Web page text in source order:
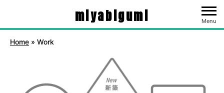
miyabigumi Menu
Home » Work